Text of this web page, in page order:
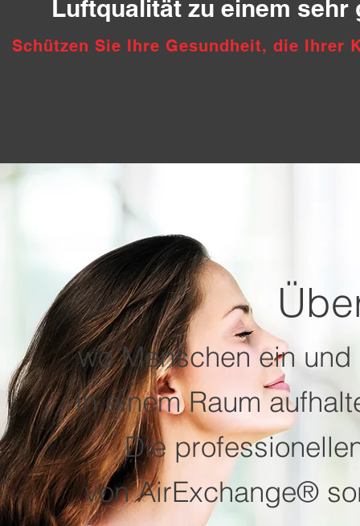
Luftqualität zu einem
Schützen Sie Ihre Gesundheit, die Ihrer
wo Menschen ein
in einem Raum
Die
von AirExchange®